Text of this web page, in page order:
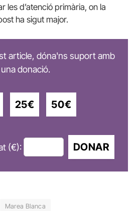
les d’atenció primària, on la
ha sigut major.
article, dóna'ns suport amb
una donació.
25€ 50€
(€): DONAR
Marea Blanca